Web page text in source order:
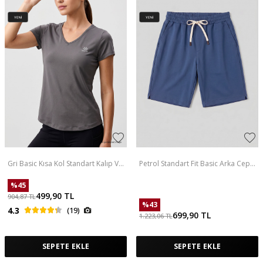
Gri Basic Kısa Kol Standart Kalıp V
%45
904,87TL499,90 TL
4.3
(19)
SEPETE EKLE
Petrol Standart Fit Basic Arka Cepli
%43
1.223,06TL699,90 TL
SEPETE EKLE